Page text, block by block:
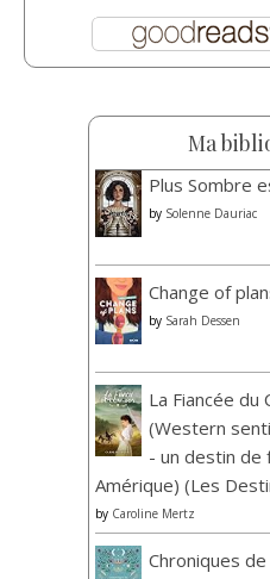
Ma
Plus Sombre
by Solenne Dauriac
Change of
by Sarah Dessen
La Fiancée du
(Western
- un destin de
Amérique) (Les
by Caroline Mertz
Chroniques